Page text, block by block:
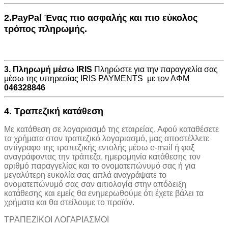
2.PayPal Ένας πιο ασφαλής και πιο εύκολος
τρόπος πληρωμής.
3. Πληρωμή μέσω IRIS Πληρώστε για την παραγγελία σας
μέσω της υπηρεσίας IRIS PAYMENTS με τον ΑΦΜ
046328846
4. Τραπεζική κατάθεση
Με κατάθεση σε λογαριασμό της εταιρείας. Αφού καταθέσετε
τα χρήματα στον τραπεζικό λογαριασμό, μας αποστέλλετε
αντίγραφο της τραπεζικής εντολής μέσω e-mail ή φαξ
αναγράφοντας την τράπεζα, ημερομηνία κατάθεσης τον
αριθμό παραγγελίας και το ονοματεπώνυμό σας ή για
μεγαλύτερη ευκολία σας απλά αναγράψατε το
ονοματεπώνυμό σας σαν αιτιολογία στην απόδειξη
κατάθεσης και εμείς θα ενημερωθούμε ότι έχετε βάλει τα
χρήματα και θα στείλουμε το προϊόν.
ΤΡΑΠΕΖΙΚOI ΛΟΓΑΡΙΑΣΜΟΙ